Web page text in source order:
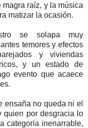
raíz, y la música
matizar la ocasión.
se solapa muy
temores y efectos
y viviendas
y un estado de
evento que acaece
ensaña no queda ni el
quien por desgracia lo
categoría inenarrable,